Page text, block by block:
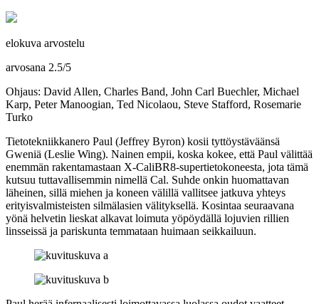
elokuva arvostelu
arvosana 2.5/5
Ohjaus: David Allen, Charles Band, John Carl Buechler, Michael
Karp, Peter Manoogian, Ted Nicolaou, Steve Stafford, Rosemarie
Turko
Tietotekniikkanero Paul (Jeffrey Byron) kosii tyttöystäväänsä
Gweniä (Leslie Wing). Nainen empii, koska kokee, että Paul välittää
enemmän rakentamastaan X‑CaliBR8-supertietokoneesta, jota tämä
kutsuu tuttavallisemmin nimellä Cal. Suhde onkin huomattavan
läheinen, sillä miehen ja koneen välillä vallitsee jatkuva yhteys
erityisvalmisteisten silmälasien välityksellä. Kosintaa seuraavana
yönä helvetin lieskat alkavat loimuta yöpöydällä lojuvien rillien
linsseissä ja pariskunta temmataan huimaan seikkailuun.